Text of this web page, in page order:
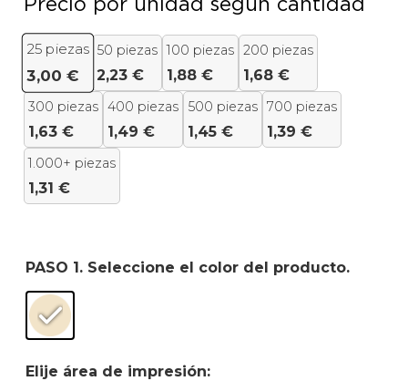
25piezas
3,00 €
50 piezas
2,23 €
100 piezas
1,88 €
200 piezas
1,68 €
300 piezas
1,63 €
400 piezas
1,49 €
500 piezas
1,45 €
700 piezas
1,39 €
1.000+ piezas
1,31 €
PASO 1. Seleccione el color del producto.
Elije área de impresión: